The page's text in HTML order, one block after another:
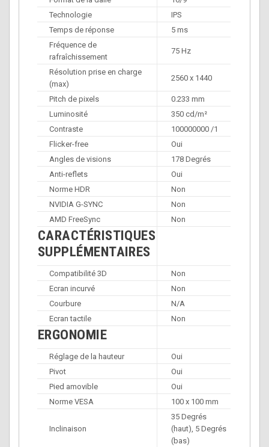
Technologie
IPS
Temps de réponse
5 ms
Fréquence de
rafraîchissement
75 Hz
Résolution prise en charge
(max)
2560 x 1440
Pitch de pixels
0.233 mm
Luminosité
350 cd/m²
Contraste
100000000 /1
Flicker-free
Oui
Angles de visions
178 Degrés
Anti-reflets
Oui
Norme HDR
Non
NVIDIA G-SYNC
Non
AMD FreeSync
Non
CARACTÉRISTIQUES
SUPPLÉMENTAIRES
Compatibilité 3D
Non
Ecran incurvé
Non
Courbure
N/A
Ecran tactile
Non
ERGONOMIE
Réglage de la hauteur
Oui
Pivot
Oui
Pied amovible
Oui
Norme VESA
100 x 100 mm
Inclinaison
35 Degrés
(haut), 5 Degrés
(bas)